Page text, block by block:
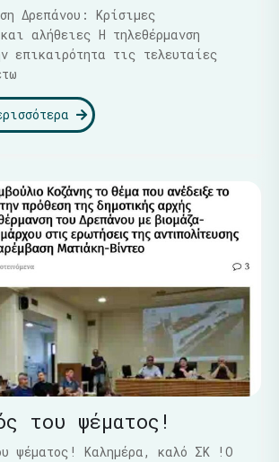
Δρεπάνου: Κρίσιμες
αλήθειες Η τηλεθέρμανση
επικαιρότητα τις τελευταίες
του ψέματος!
ψέματος! Καλημέρα, καλό ΣΚ !Ο